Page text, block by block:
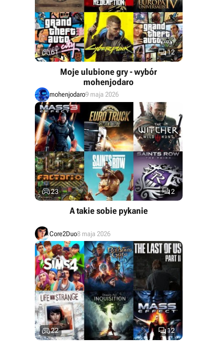
12
61
Moje ulubione gry - wybór
mohenjodaro
mohenjodaro9 maja 2026
2
23
A takie sobie pykanie
Core2Duo8 maja 2026
12
22